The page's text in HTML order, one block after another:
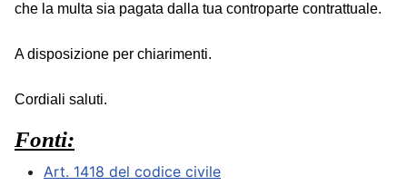
che la multa sia pagata dalla tua controparte contrattuale.
A disposizione per chiarimenti.
Cordiali saluti.
Fonti:
Art. 1418 del codice civile